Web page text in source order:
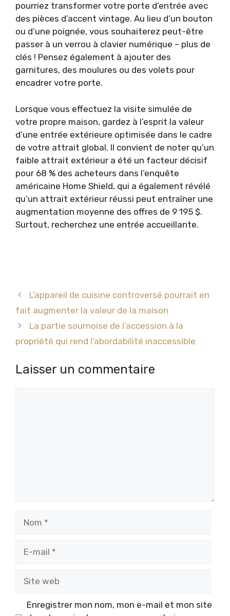
pourriez transformer votre porte d’entrée avec
des pièces d’accent vintage. Au lieu d’un bouton
ou d’une poignée, vous souhaiterez peut-être
passer à un verrou à clavier numérique – plus de
clés ! Pensez également à ajouter des
garnitures, des moulures ou des volets pour
encadrer votre porte.
Lorsque vous effectuez la visite simulée de
votre propre maison, gardez à l’esprit la valeur
d’une entrée extérieure optimisée dans le cadre
de votre attrait global. Il convient de noter qu’un
faible attrait extérieur a été un facteur décisif
pour 68 % des acheteurs dans l’enquête
américaine Home Shield, qui a également révélé
qu’un attrait extérieur réussi peut entraîner une
augmentation moyenne des offres de 9 195 $.
Surtout, recherchez une entrée accueillante.
L’appareil de cuisine controversé pourrait en
fait augmenter la valeur de la maison
La partie sournoise de l’accession à la
propriété qui rend l’abordabilité inaccessible
Laisser un commentaire
mail
web
Enregistrer mon nom, mon e-mail et mon site